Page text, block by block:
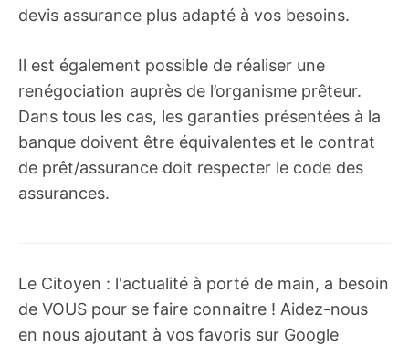
devis assurance plus adapté à vos besoins.
Il est également possible de réaliser une
renégociation auprès de l’organisme prêteur.
Dans tous les cas, les garanties présentées à la
banque doivent être équivalentes et le contrat
de prêt/assurance doit respecter le code des
assurances.
Le Citoyen : l'actualité à porté de main, a besoin
de VOUS pour se faire connaitre ! Aidez-nous
en nous ajoutant à vos favoris sur Google